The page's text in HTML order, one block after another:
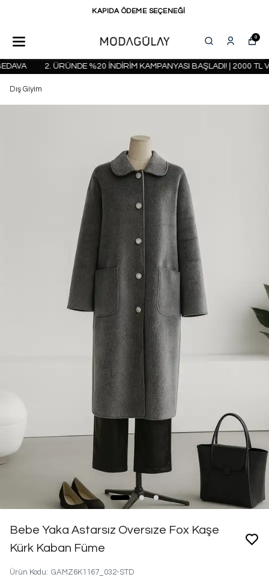
KAPIDA ÖDEME SEÇENEĞİ
0
2. ÜRÜNDE %20 İNDİRİM KAMPANYASI BAŞLADI! | 2000 TL VE
Dış Giyim
Bebe Yaka Astarsız Oversıze Fox Kaşe
Kürk Kaban Füme
Ürün Kodu: GAMZ6K1167_032-STD